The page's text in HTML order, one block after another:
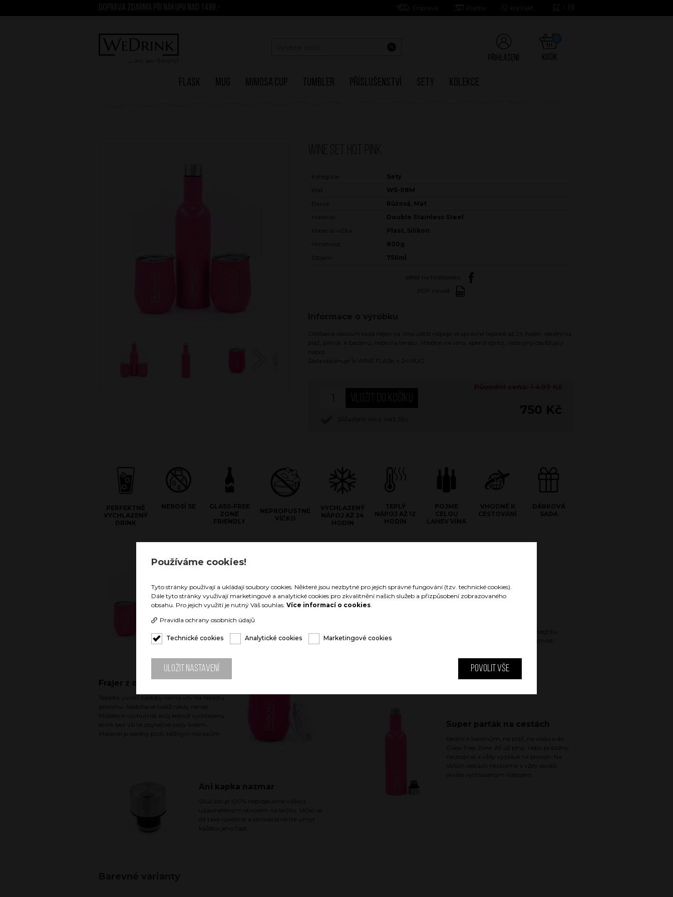
Používáme cookies!
Tyto stránky používají a ukládají soubory cookies. Některé jsou nezbytné pro jejich správné fungování (tzv. technické cookies).
Dále tyto stránky využívají marketingové a analytické cookies pro zkvalitnění našich služeb a přizpůsobení zobrazovaného
obsahu. Pro jejich využití je nutný Váš souhlas. Více informací o cookies.
Pravidla ochrany osobních údajů
Technické cookies Analytické cookies Marketingové cookies
Uložit nastavení Povolit vše
DOPRAVA ZDARMA PŘI NÁKUPU NAD 1499,- Doprava Platba Kontakt
Flask Mug Mimosa Cup Tumbler Příslušenství Sety Kolekce
Přihlášení Košík
Kategorie:
Sety
Kód:
WS-08M
Barva:
Růžová, Mat
Materiál:
Double Stainless Steel
Materiál víčka:
Plast, Silikon
Hmotnost:
800g
Objem:
750ml
sdílet na facebooku
PDF návod
Oblíbená cestovní sada nejen na víno udrží nápoje ve správné teplotě až 24 hodin. Ideální na
pláž, piknik, k bazénu, nebo na terasu. Vhodné na víno, aperol spritz, nebo jiný osvěžující
nápoj.
Sada obsahuje 1x WINE FLASK + 2x MUG.
PERFEKTNĚ
VYCHLAZENÝ
DRINK
NEROSÍ SE
GLASS-FREE
ZONE
FRIENDLY
NEPROPUSTNÉ
VÍČKO
VYCHLAZENÝ
NÁPOJ AŽ 24
HODIN
TEPLÝ
NÁPOJ AŽ 12
HODIN
POJME
CELOU
LAHEV VÍNA
VHODNÉ K
CESTOVÁNÍ
DÁRKOVÁ
SADA
Double Stainless Steel
vychlazené až 24 hodin, nebo teplé až 12
hodin. Narozdíl od vnitřku nádoby zůstává
povrch beze změny teploty. Nehrozí tak, že
by Vám ruka v níž nápoj držíte „umrzla,
Frajer z obou stran
Teplota uvnitř nádoby nemá vliv na teplotu
povrchu. Nádoba se tudíž nikdy nerosí.
Můžete si vychutnat svůj ledově vychlazený
drink bez vší té zbytečné vody kolem.
Materiál je odolný proti běžným nárazům.
Ani kapka nazmar
Součástí je 100% nepropustné víčko s
uzavíratelným otvorem na brčko. Víčko se
dá také rozebrat a samostatně lze umýt
každou jeho část.
Gravírované logo nenarušuje integritu
povrchu a nijak neovlivňuje vlastnosti
Super parťák na cestách
Ideální k bazénům, na pláž, na vodu a do
Glass-Free Zone. Ať už plný, nebo prázdný,
neutopí se a vždy vyplave na povrch. Na
Vašich cestách nezklame a vždy osvěží
skvěle vychlazeným nápojem.